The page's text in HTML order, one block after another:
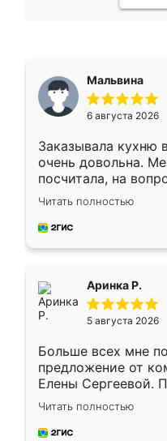
Мальвина
6 августа 2026
Заказывала кухню
очень довольна.
посчитала, на
Замерщик приехал
делу со всей
за день, ребята
Читать полностью
Аринка Р.
5 августа 2026
Больше всех мне
предложение от
Елены Сергеевой.
короткие сроки
для замера
предложил по
Читать полностью